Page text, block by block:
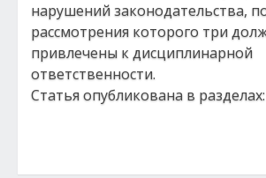
нарушений законодательства,
рассмотрения которого три
привлечены к дисциплинарной
ответственности.
Статья опубликована в разделах: